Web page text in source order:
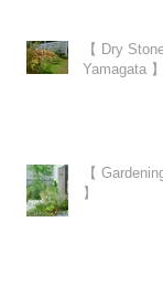
【 Dry
Yamagata 】
【
】